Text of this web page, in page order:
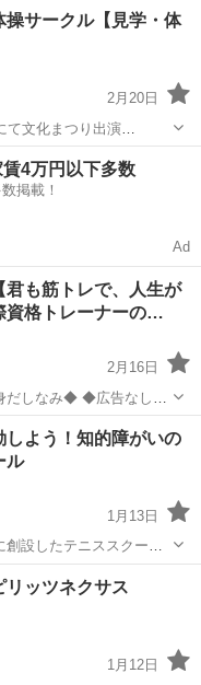
操サークル【見学・体
2月20日
て文化まつり出演
足し16年になる新体操
操
賃4万円以下多数
掲載！
Ad
も筋トレで、人生が
資格トレーナーの…
2月16日
⁡◆広告なしの
トレーニング
しよう！知的障がいの
ル
1月13日
創設したテニススクール
り、そんな時間を提供し
は、体力向上や協調性
リッツネクサス
1月12日